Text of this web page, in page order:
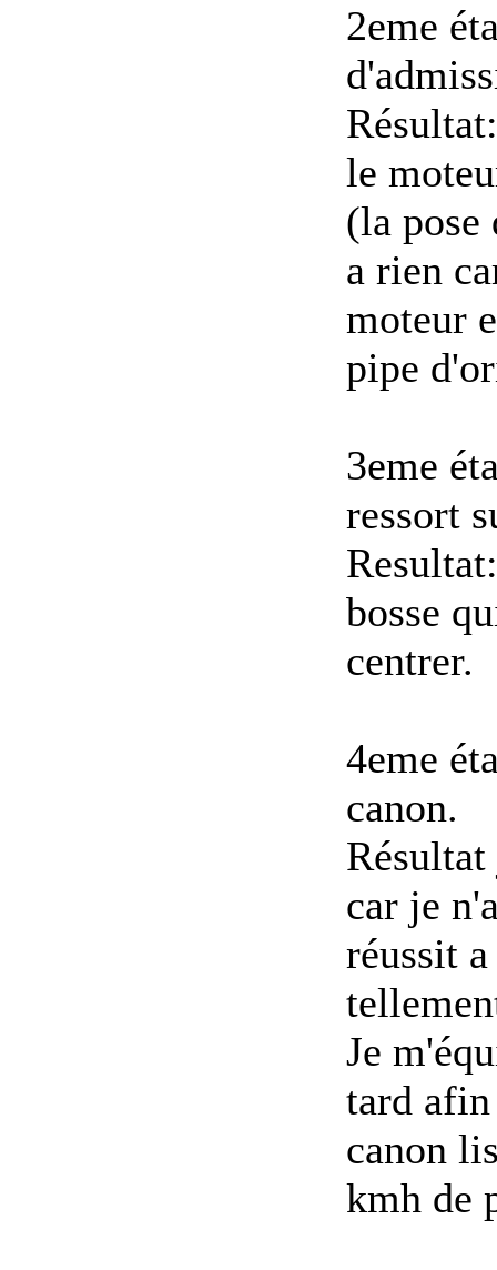
2eme
le
(la pose
a rien
moteur
pipe
3eme
ressort
bosse
centrer.
4eme
canon.
Résultat
car je
réussit
Je
tard
canon
kmh de